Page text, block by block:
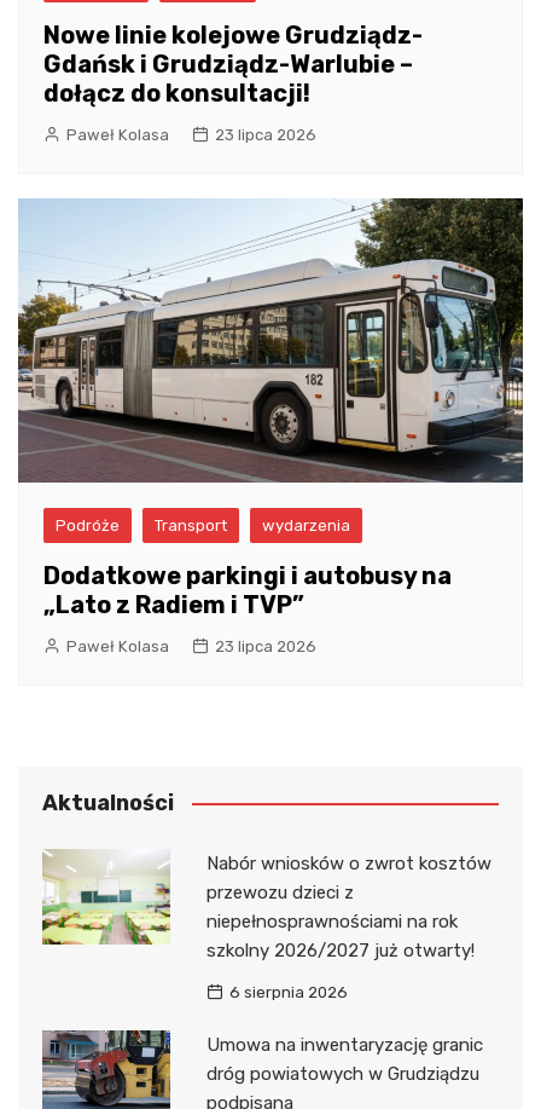
Nowe linie kolejowe Grudziądz-
Gdańsk i Grudziądz-Warlubie –
dołącz do konsultacji!
Paweł Kolasa 23 lipca 2026
Podróże Transport wydarzenia
Dodatkowe parkingi i autobusy na
„Lato z Radiem i TVP”
Paweł Kolasa 23 lipca 2026
Aktualności
Nabór wniosków o zwrot kosztów
przewozu dzieci z
niepełnosprawnościami na rok
szkolny 2026/2027 już otwarty!
6 sierpnia 2026
Umowa na inwentaryzację granic
dróg powiatowych w Grudziądzu
podpisana